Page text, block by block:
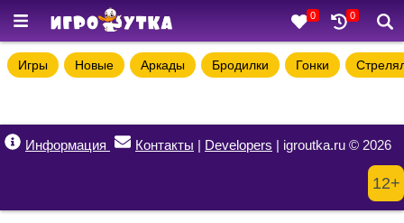
0 0
Игры Новые Аркады Бродилки Гонки
Информация Контакты | Developers | igroutka.ru © 2026
12+